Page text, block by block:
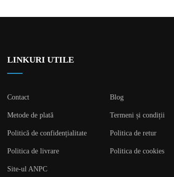
LINKURI UTILE
Contact Blog
Metode de plată Termeni și condiții
Politică de confidențialitate Politica de retur
Politica de livrare Politica de cookies
Site-ul ANPC